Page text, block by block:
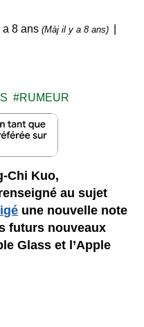
a 8 ans(Màj il y a 8 ans)
RUMEUR
Chi Kuo,
au sujet
une nouvelle note
futurs nouveaux
Glass et l’Apple